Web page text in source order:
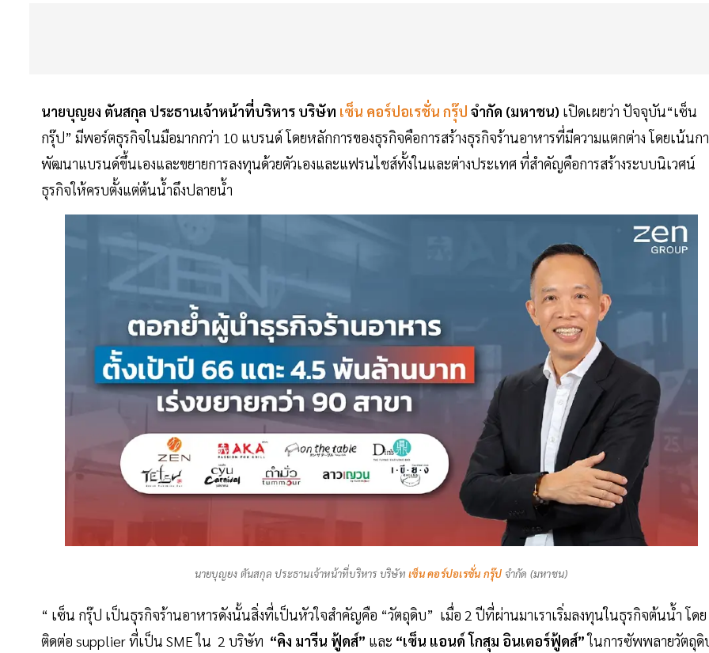
นายบุญยง ตันสกุล ประธานเจ้าหน้าที่บริหาร บริษัท เซ็น คอร์ปอเรชั่น กรุ๊ป จำกัด (มหาชน) เปิดเผยว่า ปัจจุบัน“เซ็น
กรุ๊ป” มีพอร์ตธุรกิจในมือมากกว่า 10 แบรนด์ โดยหลักการของธุรกิจคือการสร้างธุรกิจร้านอาหารที่มีความแตกต่าง โดยเน้นก
พัฒนาแบรนด์ขึ้นเองและขยายการลงทุนด้วยตัวเองและแฟรนไชส์ทั้งในและต่างประเทศ ที่สำคัญคือการสร้างระบบนิเวศน์
ธุรกิจให้ครบตั้งแต่ต้นน้ำถึงปลายน้ำ
นายบุญยง ตันสกุล ประธานเจ้าหน้าที่บริหาร บริษัท เซ็น คอร์ปอเรชั่น กรุ๊ป จำกัด (มหาชน)
“ เซ็น กรุ๊ป เป็นธุรกิจร้านอาหารดังนั้นสิ่งที่เป็นหัวใจสำคัญคือ “วัตถุดิบ” เมื่อ 2 ปีที่ผ่านมาเราเริ่มลงทุนในธุรกิจต้นน้ำ โดย
ติดต่อ supplier ที่เป็น SME ใน 2 บริษัท “คิง มารีน ฟู้ดส์” และ “เซ็น แอนด์ โกสุม อินเตอร์ฟู้ดส์”ในการซัพพลายวัตถุดิ